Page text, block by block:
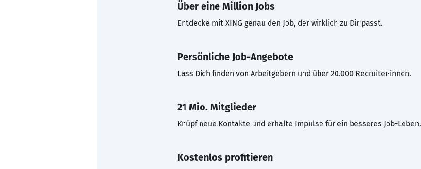
Über eine Million Jobs
Entdecke mit XING genau den Job, der wirklich zu Dir passt.
Persönliche Job-Angebote
Lass Dich finden von Arbeitgebern und über 20.000 Recruiter·innen.
21 Mio. Mitglieder
Knüpf neue Kontakte und erhalte Impulse für ein besseres Job-Leben.
Kostenlos profitieren